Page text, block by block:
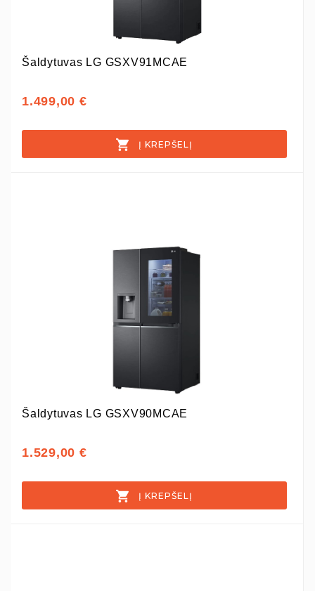
Šaldytuvas LG GSXV91MCAE
1.499,00 €
Į KREPŠELĮ
Šaldytuvas LG GSXV90MCAE
1.529,00 €
Į KREPŠELĮ